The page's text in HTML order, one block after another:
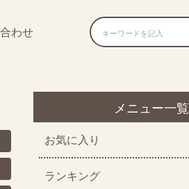
わせ
メニュー一覧
お気に入り
ランキング